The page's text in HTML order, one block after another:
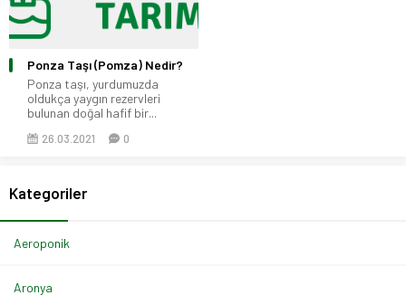
Ponza Taşı (Pomza) Nedir?
Ponza taşı, yurdumuzda
oldukça yaygın rezervleri
bulunan doğal hafif bir...
26.03.2021 0
Kategoriler
Aeroponik
Aronya